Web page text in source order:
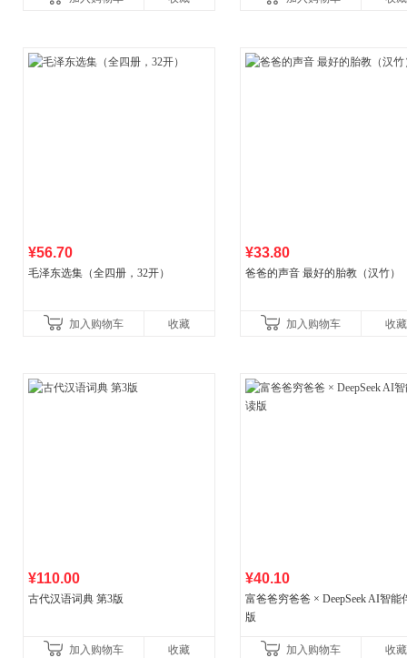
¥56.70
毛泽东选集（全四册，32开）
加入购物车 收藏
¥33.80
爸爸的声音 最好的胎教（汉竹）
加入购物车 收藏
¥110.00
古代汉语词典 第3版
加入购物车 收藏
¥40.10
富爸爸穷爸爸 × DeepSeek AI智能
版
加入购物车 收藏